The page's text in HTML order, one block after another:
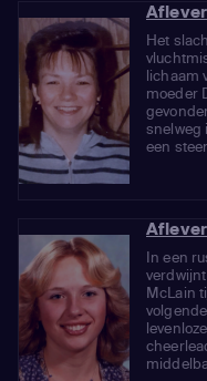
Het
lichaam
moeder
snelweg
een
In een
McLain